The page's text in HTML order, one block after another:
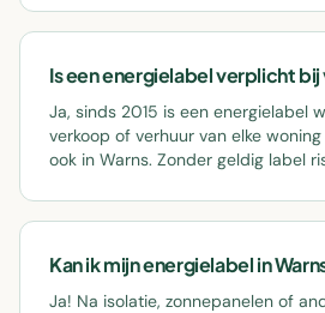
Is een energielabel verplicht bij
Ja, sinds 2015 is een energielabel
verkoop of verhuur van elke
ook in Warns. Zonder geldig label
Kan ik mijn energielabel in
Ja! Na isolatie, zonnepanelen of